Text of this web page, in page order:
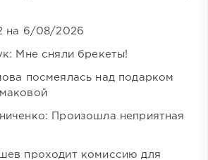
на 6/08/2026
Мне сняли брекеты!
посмеялась над подарком
Произошла неприятная
проходит комиссию для